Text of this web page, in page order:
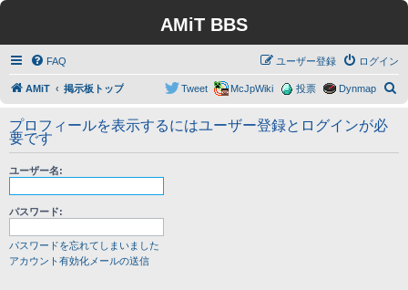
AMiT BBS
FAQ ログイン
ユーザー登録
AMiT 掲示板トップ Dynmap
投票
McJpWiki
Tweet
プロフィールを表示するにはユーザー登録とログインが必
要です
ユーザー名:
パスワード:
パスワードを忘れてしまいました
アカウント有効化メールの送信